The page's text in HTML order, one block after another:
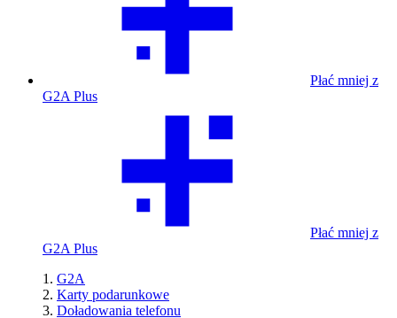
Płać mniej z
G2A Plus
Płać mniej z
G2A Plus
G2A
Karty podarunkowe
Doładowania telefonu